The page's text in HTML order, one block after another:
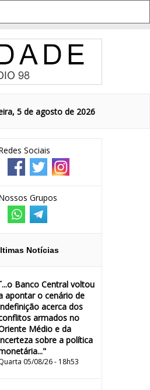
5 de agosto de 2026
Sociais
Grupos
Notícias
Banco Central voltou
apontar o cenário de
acerca dos
armados no
Médio e da
sobre a política
05/08/26 - 18h53